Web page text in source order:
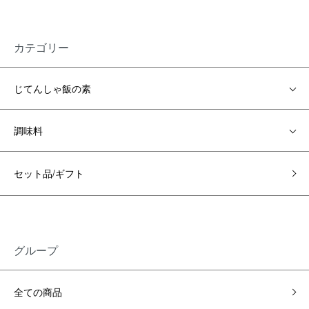
カテゴリー
じてんしゃ飯の素
調味料
セット品/ギフト
グループ
全ての商品